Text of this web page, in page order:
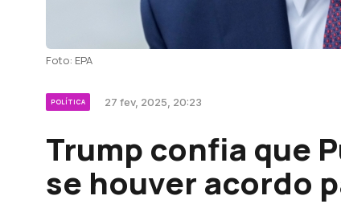
Foto: EPA
POLÍTICA 27 fev, 2025, 20:23
Trump confia que
se houver acordo